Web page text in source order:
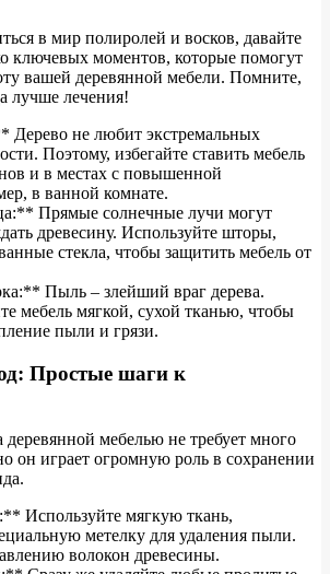
в мир полиролей и восков, давайте
ключевых моментов, которые помогут
вашей деревянной мебели. Помните,
лучше лечения!
Дерево не любит экстремальных
Поэтому, избегайте ставить мебель
и в местах с повышенной
в ванной комнате.
Прямые солнечные лучи могут
древесину. Используйте шторы,
стекла, чтобы защитить мебель от
Пыль – злейший враг дерева.
мебель мягкой, сухой тканью, чтобы
пыли и грязи.
Простые шаги к
мебелью не требует много
он играет огромную роль в сохранении
Используйте мягкую ткань,
метелку для удаления пыли.
волокон древесины.